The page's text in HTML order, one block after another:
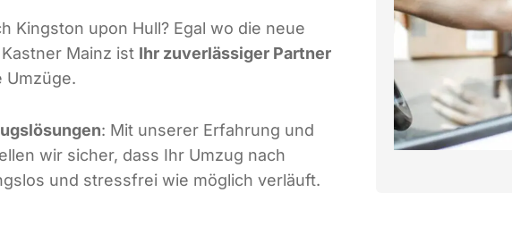
Kingston upon Hull? Egal wo die neue
Mainz ist Ihr zuverlässiger Partner
Umzüge.
: Mit unserer Erfahrung und
wir sicher, dass Ihr Umzug nach
und stressfrei wie möglich verläuft.